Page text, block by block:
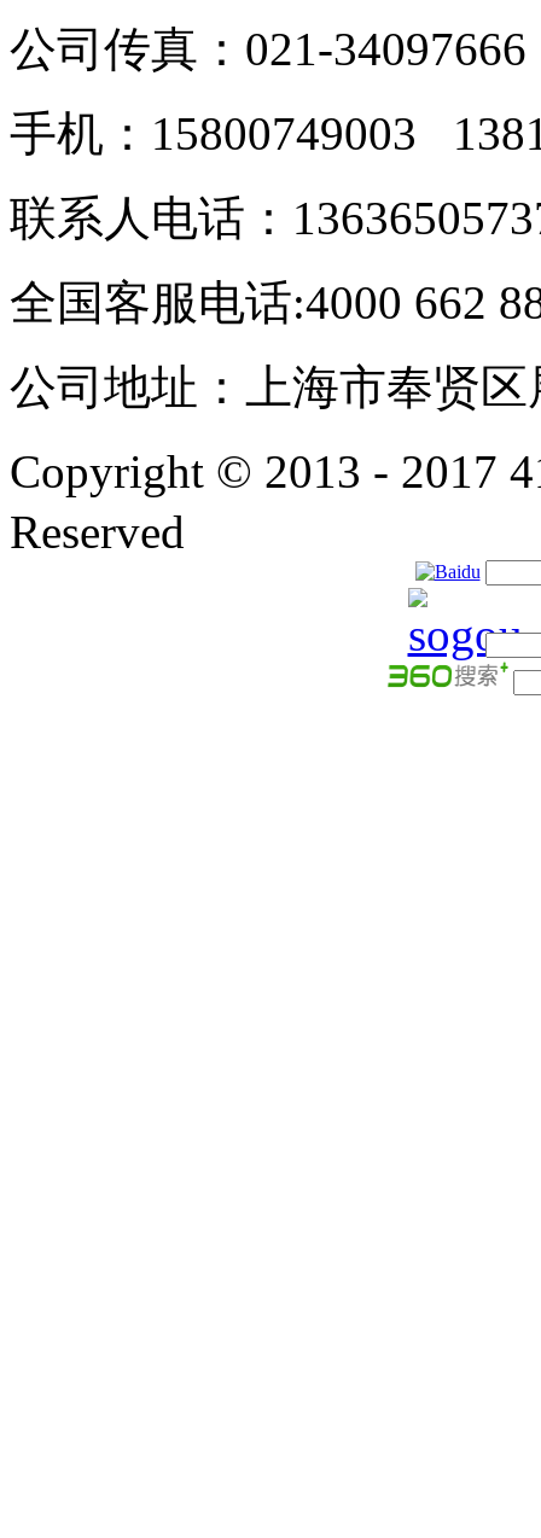
公司传真：021-34097666
手机：15800749003
联系人电话：
全国客服电话:4000 662
公司地址：上海市奉贤区
Copyright © 2013 - 2017
Reserved